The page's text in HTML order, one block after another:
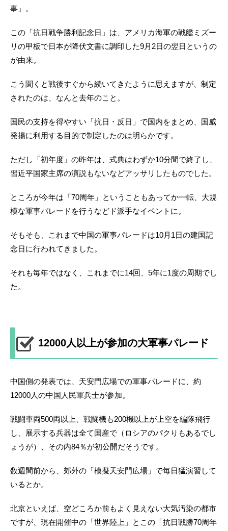
事」。
この「抗日戦争勝利記念日」は、アメリカ海軍の戦艦ミズー
リの甲板で日本が降伏文書に調印した9月2日の翌日というの
が由来。
こう聞くと戦後すぐから続いてきたように思えますが、制定
されたのは、なんと去年のこと。
国民の支持を得やすい「抗日・反日」で国内をまとめ、国威
発揚に利用する目的で制定したのは明らかです。
ただし「初年度」の昨年は、式典はわずか10分間で終了し、
習近平国家主席の演説もないなどアッサリしたものでした。
ところが今年は「70周年」ということもあってか一転、大規
模な軍事パレードを行うなどド派手なイベントに。
そもそも、これまで中国の軍事パレードは10月1日の建国記
念日に行われてきました。
それも毎年ではなく、これまでに14回、5年に1度の周期でし
た。
12000人以上が参加の大軍事パレード
中国側の発表では、天安門広場での軍事パレードに、約
12000人の中国人民軍兵士が参加。
戦闘車両500両以上、戦闘機も200機以上が上空を編隊飛行
し、展示する兵器は全て国産で（ロシアのパクりもあるでし
ょうが）、その内84％が初公開だそうです。
数週間前から、郊外の「模擬天安門広場」で毎日猛演習して
いるとか。
北京といえば、空どころか前もよく見えない大気汚染の都市
ですが、現在開催中の「世界陸上」とこの「抗日戦勝70周年